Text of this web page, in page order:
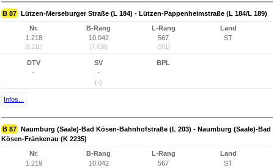
B 87 Lützen-Merseburger Straße (L 184) - Lützen-Pappenheimstraße (L 184/L 189)
Nr.
1.218
(8.211)
B-Rang
10.042
(7.638)
L-Rang
567
(501)
Land
ST
DTV
-
SV
-
(-)
BPL
Infos...
B 87 Naumburg (Saale)-Bad Kösen-Bahnhofstraße (L 203) - Naumburg (Saale)-Bad
Kösen-Fränkenau (K 2235)
Nr.
1.219
B-Rang
10.042
L-Rang
567
Land
ST